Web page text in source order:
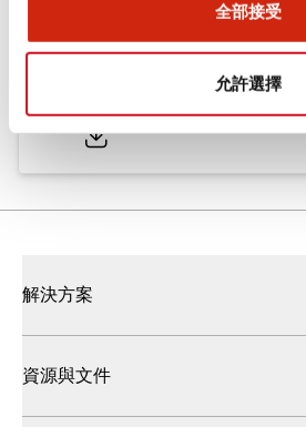
全部接受
允許選擇
ø25/30 系列 CS型 凸輪開關
解決方案
資源與文件